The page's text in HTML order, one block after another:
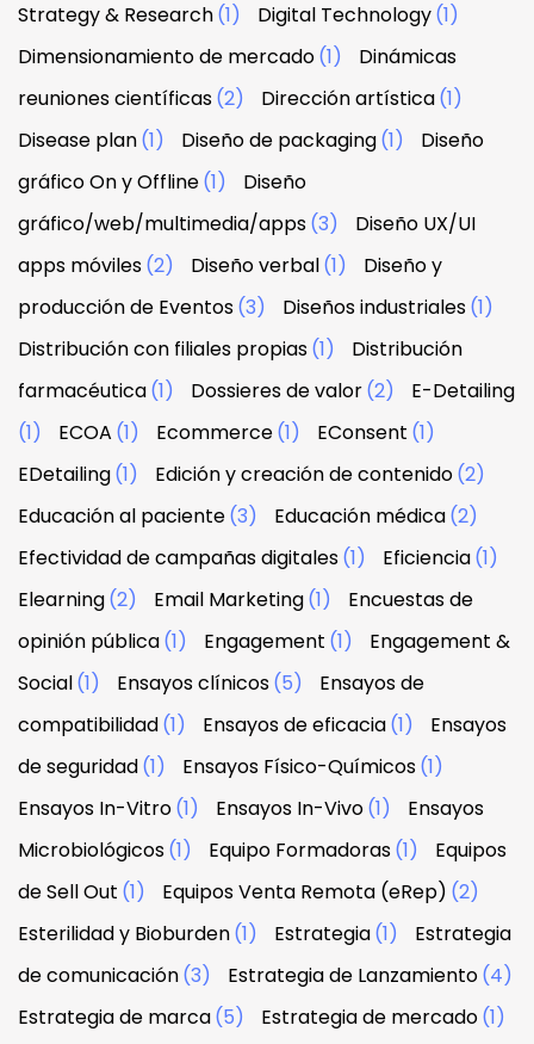
Strategy & Research(1) Digital Technology(1)
Dimensionamiento de mercado(1)
Dinámicas
reuniones científicas(2) Dirección artística(1)
Disease plan(1) Diseño de packaging(1)
Diseño
gráfico On y Offline(1)
Diseño
gráfico/web/multimedia/apps(3)
Diseño UX/UI
apps móviles(2) Diseño verbal(1)
Diseño y
producción de Eventos(3) Diseños industriales(1)
Distribución con filiales propias(1)
Distribución
farmacéutica(1) Dossieres de valor(2)
E-Detailing
(1)
ECOA (1) Ecommerce(1) EConsent (1)
EDetailing(1) Edición y creación de contenido(2)
Educación al paciente(3) Educación médica(2)
Efectividad de campañas digitales(1) Eficiencia(1)
Elearning(2) Email Marketing(1)
Encuestas de
opinión pública(1) Engagement (1)
Engagement &
Social(1) Ensayos clínicos(5)
Ensayos de
compatibilidad(1) Ensayos de eficacia(1)
Ensayos
de seguridad(1) Ensayos Físico-Químicos(1)
Ensayos In-Vitro(1) Ensayos In-Vivo(1)
Ensayos
Microbiológicos(1) Equipo Formadoras(1)
Equipos
de Sell Out (1) Equipos Venta Remota (eRep) (2)
Esterilidad y Bioburden(1) Estrategia(1)
Estrategia
de comunicación(3) Estrategia de Lanzamiento(4)
Estrategia de marca(5) Estrategia de mercado(1)